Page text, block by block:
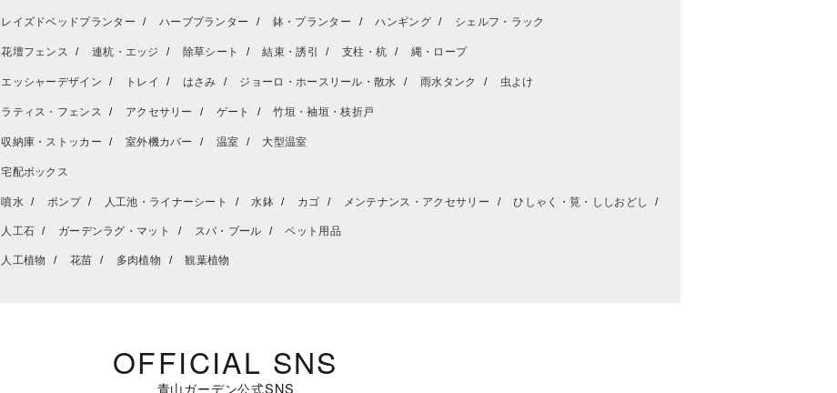
レイズドベッドプランター ハーブプランター 鉢・プランター ハンギング シェルフ・ラック
花壇フェンス 連杭・エッジ 除草シート 結束・誘引 支柱・杭 縄・ロープ
エッシャーデザイン トレイ はさみ ジョーロ・ホースリール・散水 雨水タンク 虫よけ
ラティス・フェンス アクセサリー ゲート 竹垣・袖垣・枝折戸
収納庫・ストッカー 室外機カバー 温室 大型温室
宅配ボックス
噴水 ポンプ 人工池・ライナーシート 水鉢 カゴ メンテナンス・アクセサリー ひしゃく・筧・ししおどし
人工石 ガーデンラグ・マット スパ・プール ペット用品
人工植物 花苗 多肉植物 観葉植物
OFFICIAL SNS
青山ガーデン公式SNS